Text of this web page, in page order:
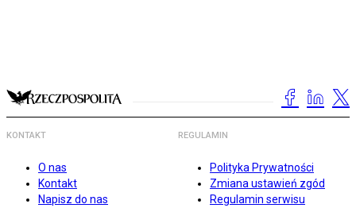
KONTAKT
O nas
Kontakt
Napisz do nas
REGULAMIN
Polityka Prywatności
Zmiana ustawień zgód
Regulamin serwisu